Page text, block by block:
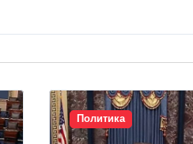
Политика